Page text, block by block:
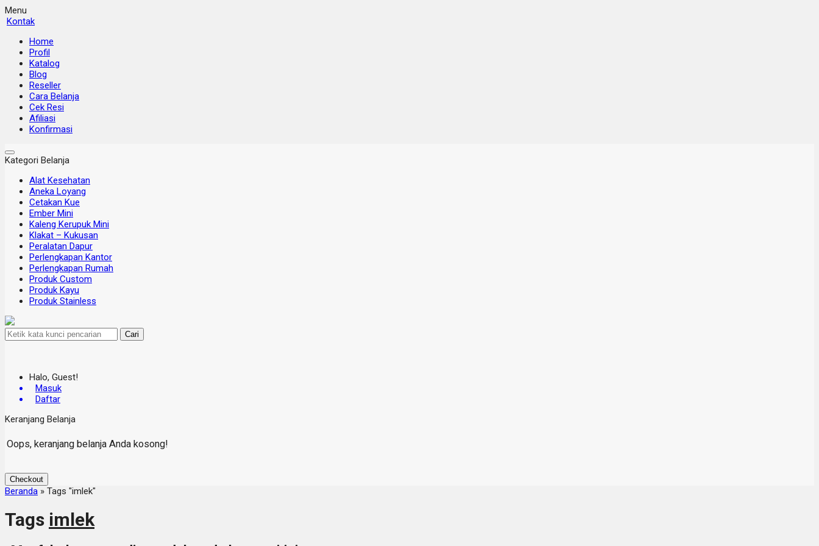
Menu
Kontak
Home
Profil
Katalog
Blog
Reseller
Cara Belanja
Cek Resi
Afiliasi
Konfirmasi
Kategori Belanja
Alat Kesehatan
Aneka Loyang
Cetakan Kue
Ember Mini
Kaleng Kerupuk Mini
Klakat – Kukusan
Peralatan Dapur
Perlengkapan Kantor
Perlengkapan Rumah
Produk Custom
Produk Kayu
Produk Stainless
Cari
Halo, Guest!
Masuk
Daftar
Keranjang Belanja
Oops, keranjang belanja Anda kosong!
Checkout
Beranda » Tags "imlek"
Tags imlek